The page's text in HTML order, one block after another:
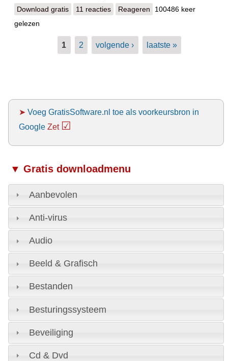
Download gratisLibreCAD
11 reacties Reageren
100486 keer
gelezen
1 2 volgende › laatste »
➤ Voeg GratisSoftware.nl toe als voorkeursbron in
Google Zet ☑
▼ Gratis downloadmenu
Aanbevolen
Anti-virus
Audio
Beeld & Grafisch
Bestanden
Besturingssysteem
Beveiliging
Cd & Dvd